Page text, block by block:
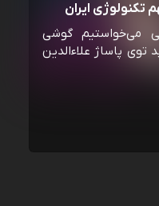
تکنولوژی ایران
می‌خواستیم گوشی
توی پاساژ علاءالدین